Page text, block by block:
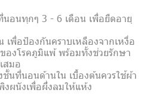
อนทุกๆ 3 - 6 เดือน เพื่อยืดอายุ
เพื่อป้องกันคราบเหลืองจากเหงื่อ
องโรคภูมิแพ้ พร้อมทั้งช่วยรักษา
สมอ
นที่นอนด้านใน เบื้องต้นควรใช้ผ้า
ผนังเพื่อผึ่งลมให้แห้ง